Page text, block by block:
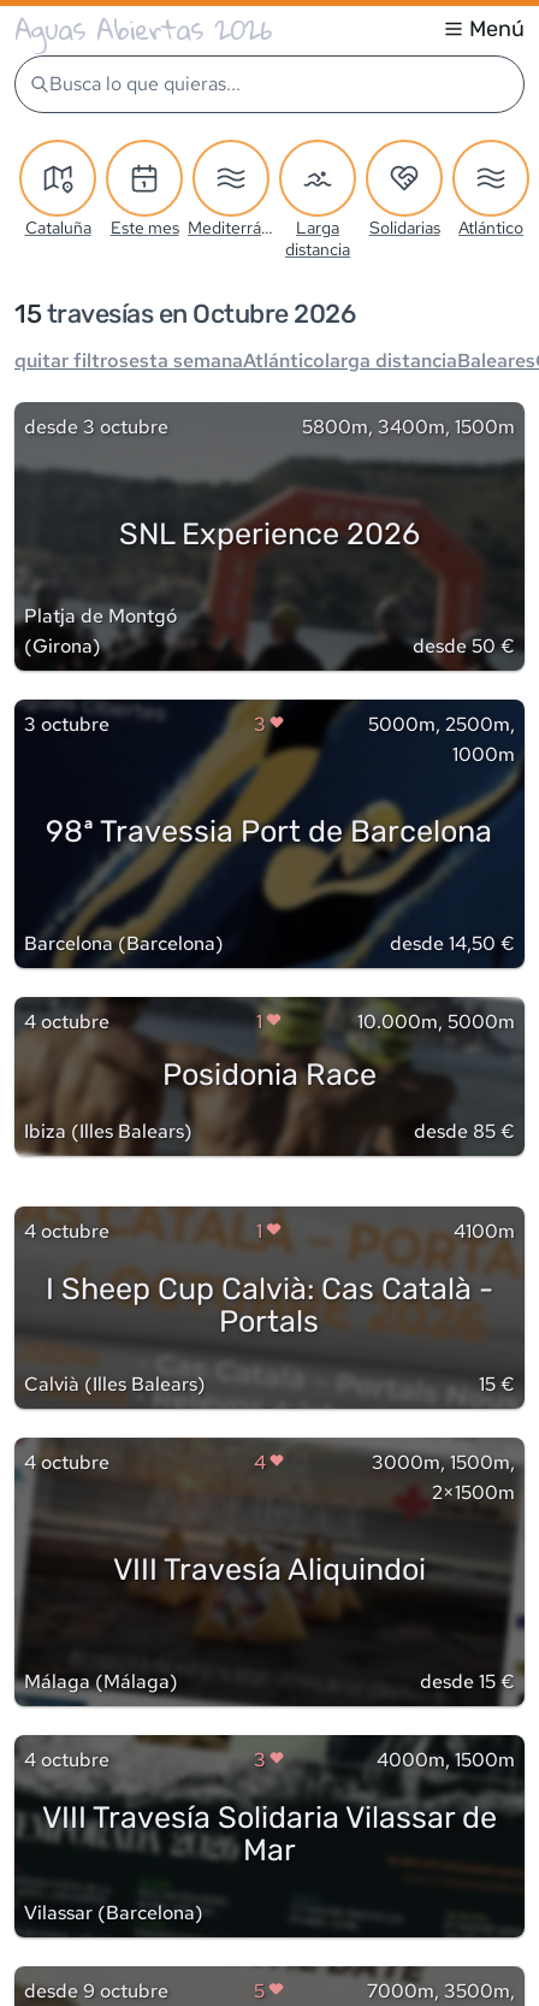
Aguas Abiertas 2026 Menú
Busca lo que quieras...
Cataluña Este mes Mediterráneo
Larga
distancia
Solidarias Atlántico
15travesías en Octubre 2026
quitar filtrosesta semanaAtlánticolarga distanciaBaleares
desde3 octubre 5800m, 3400m, 1500m
SNL Experience 2026
Platja de Montgó
(Girona) desde 50 €
3 octubre 3
5000m, 2500m,
1000m
98ª Travessia Port de Barcelona
Barcelona(Barcelona) desde 14,50 €
4 octubre 1 10.000m, 5000m
Posidonia Race
Ibiza (Illes Balears) desde 85 €
4 octubre 1 4100m
I Sheep Cup Calvià: Cas Català -
Portals
Calvià(Illes Balears) 15 €
4 octubre 4
3000m, 1500m,
2×1500m
VIII Travesía Aliquindoi
Málaga(Málaga) desde 15 €
4 octubre 3 4000m, 1500m
VIII Travesía Solidaria Vilassar de
Mar
Vilassar (Barcelona)
desde9 octubre 5
7000m, 3500m,